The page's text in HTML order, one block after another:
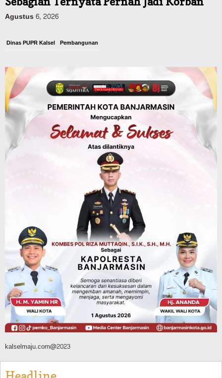
Agustus 6, 2026
Dinas PUPR Kalsel Pembangunan
Pemerintah Janji Tingkatkan Fasilitas
Keselamatan Jalan Alternatif
Banjarbaru–Batulicin
Agustus 6, 2026
Dinas Kehutanan Kalsel
Tahura Sultan Adam Sempat Alami
Kebakaran Lahan, Api Berhasil
Dipadamkan, Kadishut Kalsel
Memimpin Langsung Aksi di Lapangan
Advertorial Pemkab Balangan
Silaturahmi ke DPRD Balangan, Kapolres
AKBP Arif Mansyur Perkuat Koordinasi
Keamanan Daerah
Agustus 6, 2026
kalselmaju.com@2023